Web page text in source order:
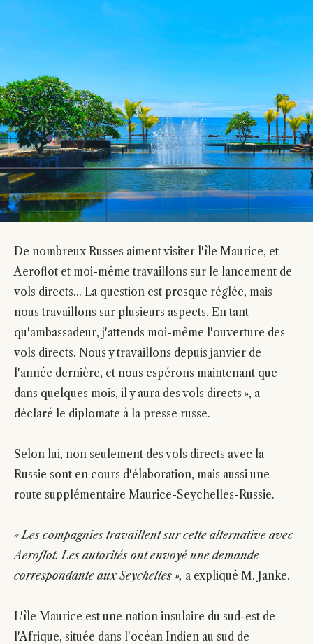
De nombreux Russes aiment visiter l'île Maurice, et
Aeroflot et moi-même travaillons sur le lancement de
vols directs... La question est presque réglée, mais
nous travaillons sur plusieurs aspects. En tant
qu'ambassadeur, j'attends moi-même l'ouverture des
vols directs. Nous y travaillons depuis janvier de
l'année dernière, et nous espérons maintenant que
dans quelques mois, il y aura des vols directs », a
déclaré le diplomate à la presse russe.
Selon lui, non seulement des vols directs avec la
Russie sont en cours d'élaboration, mais aussi une
route supplémentaire Maurice-Seychelles-Russie.
« Les compagnies travaillent sur cette alternative avec
Aeroflot. Les autorités ont envoyé une demande
correspondante aux Seychelles », a expliqué M. Janke.
L'île Maurice est une nation insulaire du sud-est de
l'Afrique, située dans l'océan Indien au sud de